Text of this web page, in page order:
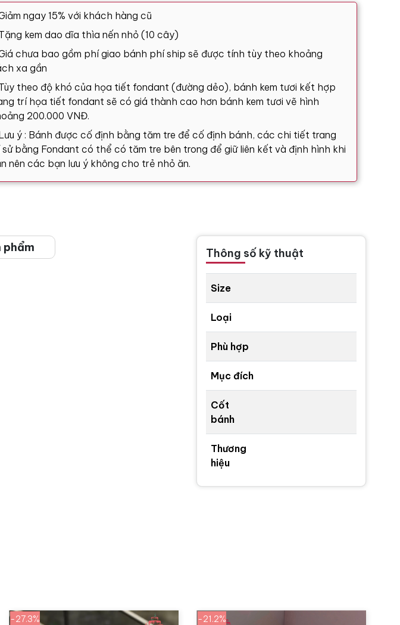
ngay 15% với khách hàng cũ
kem dao dĩa thìa nến nhỏ (10 cây)
chưa bao gồm phí giao bánh phí ship sẽ được tính tùy theo khoảng
xa gần
theo độ khó của họa tiết fondant (đường dẻo), bánh kem tươi kết hợp
trí họa tiết fondant sẽ có giá thành cao hơn bánh kem tươi vẽ hình
200.000 VNĐ.
ý : Bánh được cố định bằng tăm tre để cố định bánh, các chi tiết trang
bằng Fondant có thể có tăm tre bên trong để giữ liên kết và định hình khi
nên các bạn lưu ý không cho trẻ nhỏ ăn.
phẩm Thông số kỹ thuật
Size
Loại
Phù hợp
Mục đích
Cốt
bánh
Thương
hiệu
-27.3% -21.2%